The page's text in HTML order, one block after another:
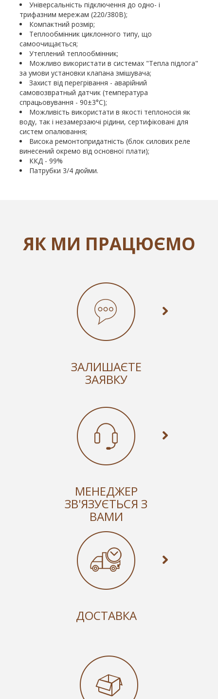
Універсальність підключення до одно- і
трифазним мережам (220/380В);
Компактний розмір;
Теплообмінник циклонного типу, що
самоочищається;
Утеплений теплообмінник;
Можливо використати в системах "Тепла підлога"
за умови установки клапана змішувача;
Захист від перегрівання - аварійний
самовозвратный датчик (температура
спрацьовування - 90±3°С);
Можливість використати в якості теплоносія як
воду, так і незамерзаючі рідини, сертифіковані для
систем опалювання;
Висока ремонтопридатність (блок силових реле
винесений окремо від основної плати);
ККД - 99%
Патрубки 3/4 дюйми.
ЯК МИ ПРАЦЮЄМО
ЗАЛИШАЄТЕ
ЗАЯВКУ
МЕНЕДЖЕР
ЗВ'ЯЗУЄТЬСЯ З
ВАМИ
ДОСТАВКА